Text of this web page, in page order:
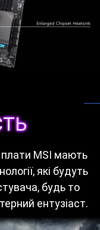
плати MSI мають
які будуть
будь то
ентузіаст.